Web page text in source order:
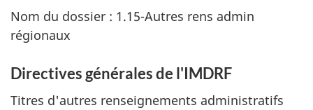
Nom du dossier : 1.15-Autres rens admin
régionaux
Directives générales de l'IMDRF
Titres d'autres renseignements administratifs